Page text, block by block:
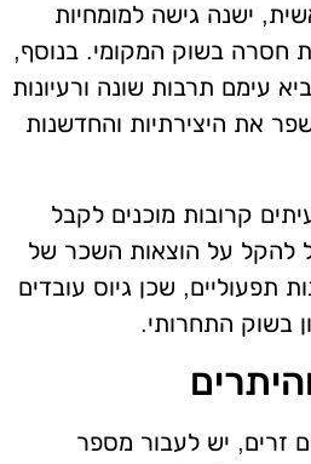
ישנה גישה למומחיות
חסרה בשוק המקומי. בנוסף,
עימם תרבות שונה ורעיונות
את היצירתיות והחדשנות
קרובות מוכנים לקבל
להקל על הוצאות השכר של
תפעוליים, שכן גיוס עובדים
בשוק התחרותי.
זרים, יש לעבור מספר